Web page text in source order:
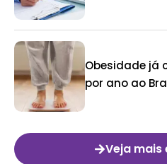
Obesidade já
por ano ao
Veja mais